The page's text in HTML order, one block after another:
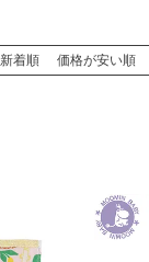
新着順 価格が安い順